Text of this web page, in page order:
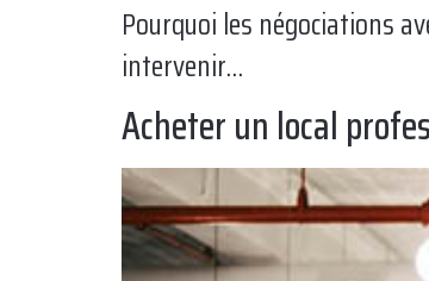
Pourquoi les négociations
intervenir…
Acheter un local